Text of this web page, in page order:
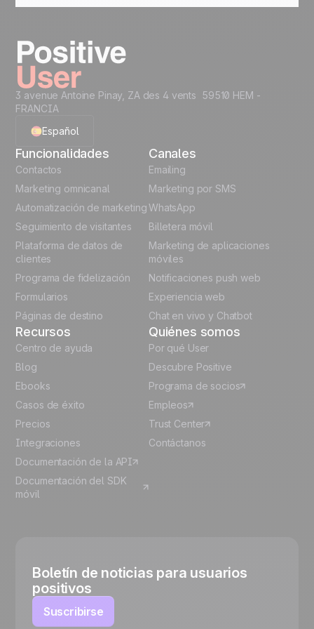
3 avenue Antoine Pinay, ZA des 4 vents 59510 HEM -
FRANCIA
Español
English
French
Polish
German
Funcionalidades
Contactos
Marketing omnicanal
Automatización de marketing
Seguimiento de visitantes
Plataforma de datos de
clientes
Programa de fidelización
Formularios
Páginas de destino
Canales
Emailing
Marketing por SMS
WhatsApp
Billetera móvil
Marketing de aplicaciones
móviles
Notificaciones push web
Experiencia web
Chat en vivo y Chatbot
Recursos
Centro de ayuda
Blog
Ebooks
Casos de éxito
Precios
Integraciones
Documentación de la API
Documentación del SDK
móvil
Quiénes somos
Por qué User
Descubre Positive
Programa de socios
Empleos
Trust Center
Contáctanos
Boletín de noticias para usuarios
positivos
Suscribirse